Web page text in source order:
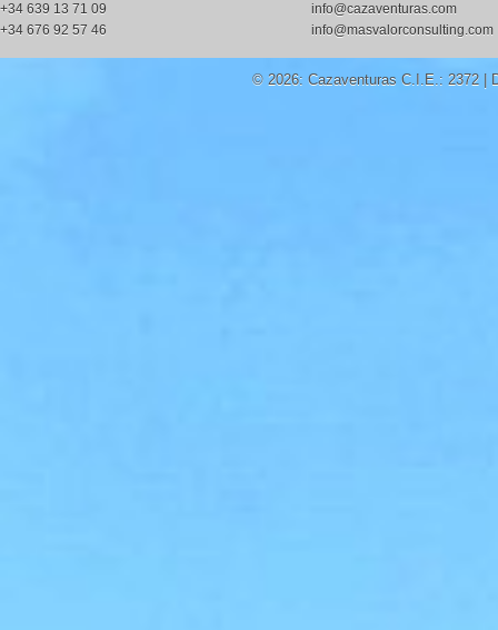
+34 639 13 71 09
+34 676 92 57 46
info@cazaventuras.com
info@masvalorconsulting.com
© 2026: Cazaventuras C.I.E.: 2372 |